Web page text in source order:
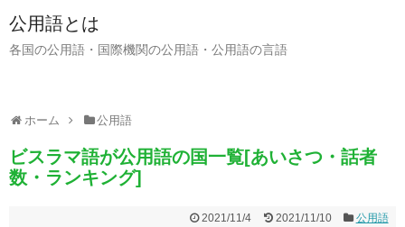
公用語とは
各国の公用語・国際機関の公用語・公用語の言語
ホーム 公用語
ビスラマ語が公用語の国一覧[あいさつ・話者
数・ランキング]
2021/11/4 2021/11/10 公用語